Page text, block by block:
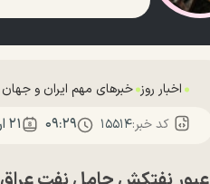
اخبار روز خبرهای مهم ایران و جهان
کد خبر:۱۵۵۱۴ ۰۹:۲۹ ۲۱ ارديبهشت ۱۴۰۵